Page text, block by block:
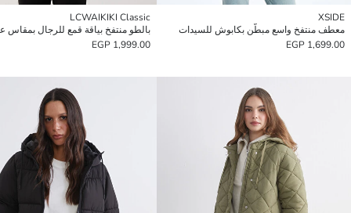
XSIDE
معطف منتفخ واسع مبطّن بكابوش للسيدات
1,699.00 EGP
LCWAIKIKI Classic
بالطو منتفخ بياقة قمع للرجال بمقاس
1,999.00 EGP